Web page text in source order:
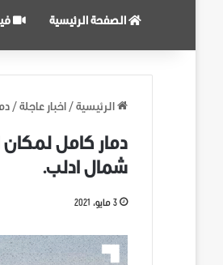
الصفحة الرئيسية
الرئيسية / اخبار عاجلة /
دمار كامل لمكان
شمال ادلب.
3 مايو، 2021